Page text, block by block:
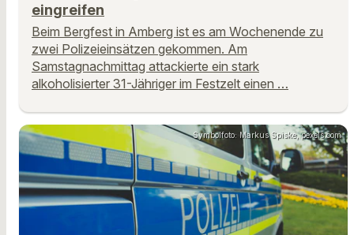
eingreifen
Beim Bergfest in Amberg ist es am Wochenende zu
zwei Polizeieinsätzen gekommen. Am
Samstagnachmittag attackierte ein stark
alkoholisierter 31-Jähriger im Festzelt einen …
Symbolfoto: Markus Spiske, pexels.com